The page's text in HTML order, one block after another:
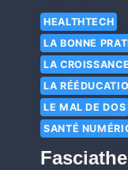
HEALTHTECH
LA BONNE
LA
LA
LE MAL DE DOS
SANTÉ